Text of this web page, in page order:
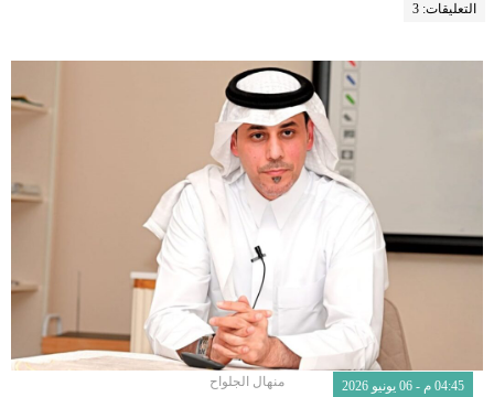
التعليقات: 3
04:45 م - 06 يونيو 2026 منهال الجلواح